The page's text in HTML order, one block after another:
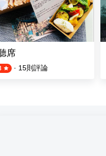
席
· 15則評論